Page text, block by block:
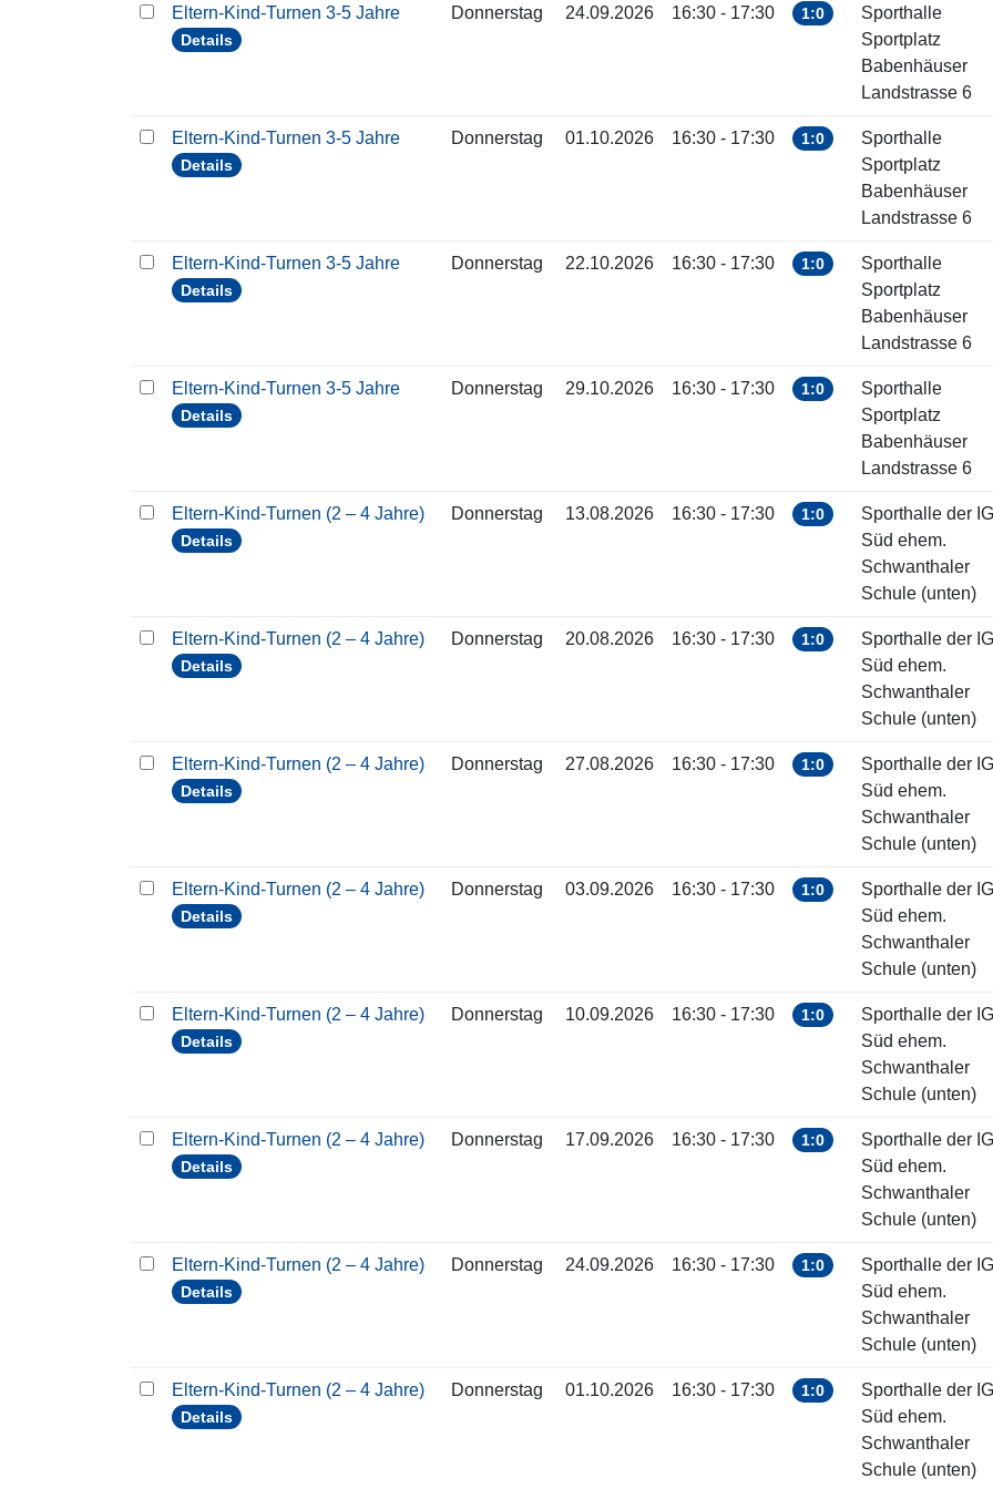
Eltern-Kind-Turnen 3-5 Jahre
Details
Donnerstag 24.09.2026 16:30 - 17:30 1:0
Sporthalle
Sportplatz
Babenhäuser
Landstrasse 6
Eltern-Kind-Turnen 3-5 Jahre
Details
Donnerstag 01.10.2026 16:30 - 17:30 1:0
Sporthalle
Sportplatz
Babenhäuser
Landstrasse 6
Eltern-Kind-Turnen 3-5 Jahre
Details
Donnerstag 22.10.2026 16:30 - 17:30 1:0
Sporthalle
Sportplatz
Babenhäuser
Landstrasse 6
Eltern-Kind-Turnen 3-5 Jahre
Details
Donnerstag 29.10.2026 16:30 - 17:30 1:0
Sporthalle
Sportplatz
Babenhäuser
Landstrasse 6
Eltern-Kind-Turnen (2 – 4 Jahre)
Details
Donnerstag 13.08.2026 16:30 - 17:30 1:0
Sporthalle der
Süd ehem.
Schwanthaler
Schule (unten)
Eltern-Kind-Turnen (2 – 4 Jahre)
Details
Donnerstag 20.08.2026 16:30 - 17:30 1:0
Sporthalle der
Süd ehem.
Schwanthaler
Schule (unten)
Eltern-Kind-Turnen (2 – 4 Jahre)
Details
Donnerstag 27.08.2026 16:30 - 17:30 1:0
Sporthalle der
Süd ehem.
Schwanthaler
Schule (unten)
Eltern-Kind-Turnen (2 – 4 Jahre)
Details
Donnerstag 03.09.2026 16:30 - 17:30 1:0
Sporthalle der
Süd ehem.
Schwanthaler
Schule (unten)
Eltern-Kind-Turnen (2 – 4 Jahre)
Details
Donnerstag 10.09.2026 16:30 - 17:30 1:0
Sporthalle der
Süd ehem.
Schwanthaler
Schule (unten)
Eltern-Kind-Turnen (2 – 4 Jahre)
Details
Donnerstag 17.09.2026 16:30 - 17:30 1:0
Sporthalle der
Süd ehem.
Schwanthaler
Schule (unten)
Eltern-Kind-Turnen (2 – 4 Jahre)
Details
Donnerstag 24.09.2026 16:30 - 17:30 1:0
Sporthalle der
Süd ehem.
Schwanthaler
Schule (unten)
Eltern-Kind-Turnen (2 – 4 Jahre)
Details
Donnerstag 01.10.2026 16:30 - 17:30 1:0
Sporthalle der
Süd ehem.
Schwanthaler
Schule (unten)